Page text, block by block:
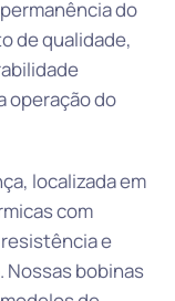
do
de qualidade,
operação do
localizada em
com
e
Nossas bobinas